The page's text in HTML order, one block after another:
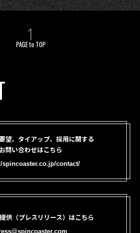
PAGE to TOP
望、タイアップ、採用に関する
お問い合わせはこちら
spincoaster.co.jp/contact/
供（プレスリリース）はこちら